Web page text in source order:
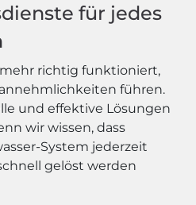
für jedes
richtig funktioniert,
führen.
und effektive Lösungen
wir wissen, dass
System jederzeit
gelöst werden